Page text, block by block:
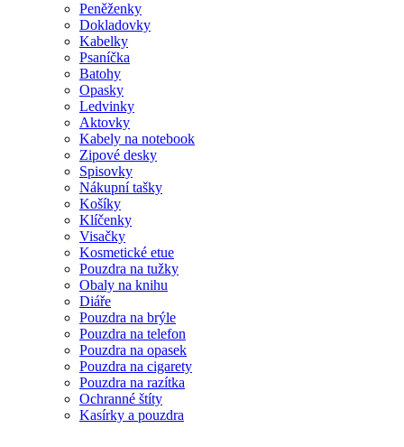
Peněženky
Dokladovky
Kabelky
Psaníčka
Batohy
Opasky
Ledvinky
Aktovky
Kabely na notebook
Zipové desky
Spisovky
Nákupní tašky
Košíky
Klíčenky
Visačky
Kosmetické etue
Pouzdra na tužky
Obaly na knihu
Diáře
Pouzdra na brýle
Pouzdra na telefon
Pouzdra na opasek
Pouzdra na cigarety
Pouzdra na razítka
Ochranné štíty
Kasírky a pouzdra